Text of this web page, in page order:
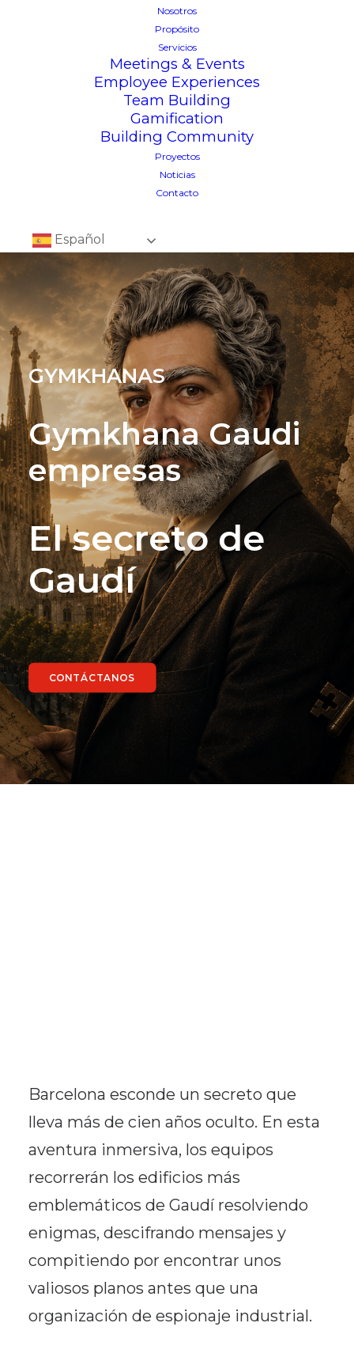
Nosotros
Propósito
Servicios
Meetings & Events
Employee Experiences
Team Building
Gamification
Building Community
Proyectos
Noticias
Contacto
Español
GYMKHANAS
Gymkhana Gaudi
empresas
El secreto de
Gaudí
CONTÁCTANOS
Barcelona esconde un secreto que
lleva más de cien años oculto. En esta
aventura inmersiva, los equipos
recorrerán los edificios más
emblemáticos de Gaudí resolviendo
enigmas, descifrando mensajes y
compitiendo por encontrar unos
valiosos planos antes que una
organización de espionaje industrial.